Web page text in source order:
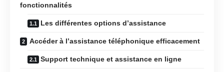
fonctionnalités
Les différentes options d’assistance
Accéder à l’assistance téléphonique efficacement
Support technique et assistance en ligne